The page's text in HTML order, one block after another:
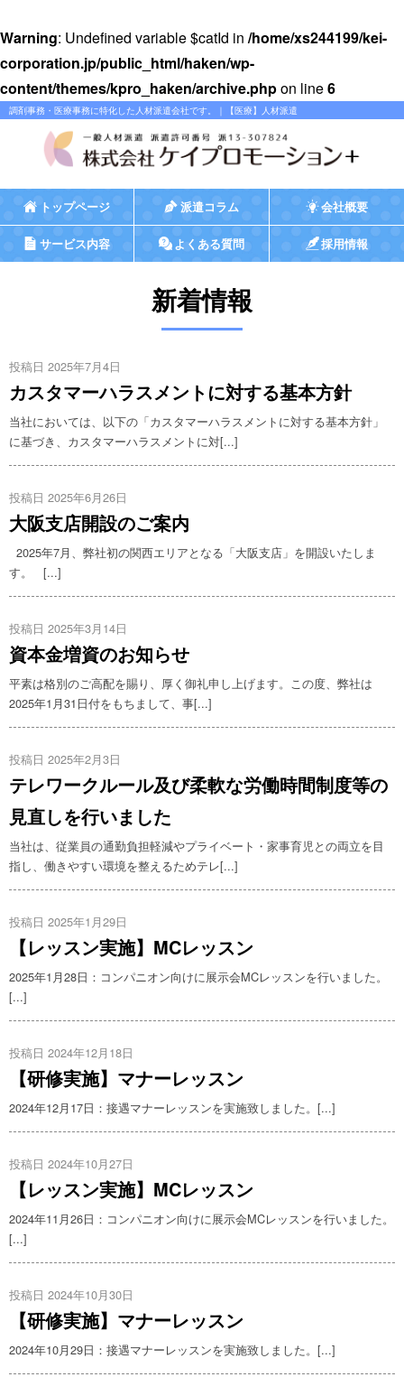
Warning: Undefined variable $catId in /home/xs244199/kei-
corporation.jp/public_html/haken/wp-
content/themes/kpro_haken/archive.phpon line6
調剤事務・医療事務に特化した人材派遣会社です。｜【医療】人材派遣
トップページ 派遣コラム 会社概要
サービス内容 よくある質問 採用情報
新着情報
投稿日 2025年7月4日
カスタマーハラスメントに対する基本方針
当社においては、以下の「カスタマーハラスメントに対する基本方針」
に基づき、カスタマーハラスメントに対[...]
投稿日 2025年6月26日
大阪支店開設のご案内
2025年7月、弊社初の関西エリアとなる「大阪支店」を開設いたしま
す。 [...]
投稿日 2025年3月14日
資本金増資のお知らせ
平素は格別のご高配を賜り、厚く御礼申し上げます。この度、弊社は
2025年1月31日付をもちまして、事[...]
投稿日 2025年2月3日
テレワークルール及び柔軟な労働時間制度等の
見直しを行いました
当社は、従業員の通勤負担軽減やプライベート・家事育児との両立を目
指し、働きやすい環境を整えるためテレ[...]
投稿日 2025年1月29日
【レッスン実施】MCレッスン
2025年1月28日：コンパニオン向けに展示会MCレッスンを行いました。
[...]
投稿日 2024年12月18日
【研修実施】マナーレッスン
2024年12月17日：接遇マナーレッスンを実施致しました。[...]
投稿日 2024年10月27日
【レッスン実施】MCレッスン
2024年11月26日：コンパニオン向けに展示会MCレッスンを行いました。
[...]
投稿日 2024年10月30日
【研修実施】マナーレッスン
2024年10月29日：接遇マナーレッスンを実施致しました。[...]